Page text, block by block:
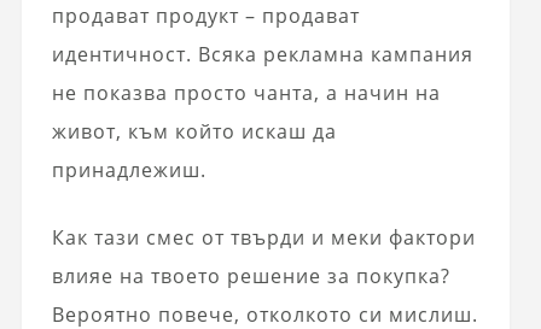
продават продукт – продават
идентичност. Всяка рекламна кампания
не показва просто чанта, а начин на
живот, към който искаш да
принадлежиш.
Как тази смес от твърди и меки фактори
влияе на твоето решение за покупка?
Вероятно повече, отколкото си мислиш.